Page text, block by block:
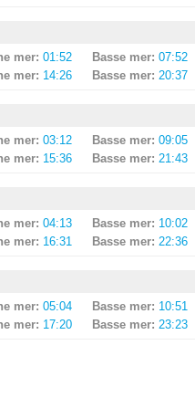
mer: 01:52 Basse mer: 07:52
mer: 14:26 Basse mer: 20:37
mer: 03:12 Basse mer: 09:05
mer: 15:36 Basse mer: 21:43
mer: 04:13 Basse mer: 10:02
mer: 16:31 Basse mer: 22:36
mer: 05:04 Basse mer: 10:51
mer: 17:20 Basse mer: 23:23